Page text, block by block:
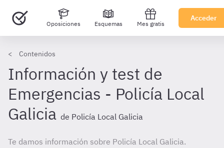
Oposiciones Esquemas Mes gratis
Acceder
Contenidos
Información y test de
Emergencias - Policía Local
Galicia de Policía Local Galicia
Te damos información sobre Policía Local Galicia.